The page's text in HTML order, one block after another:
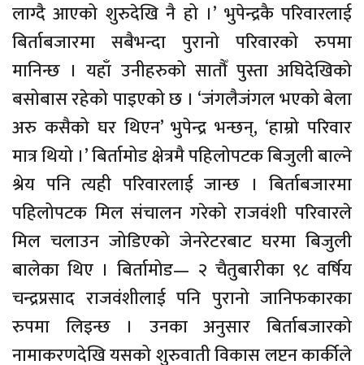
लाग्दै आएको शुरुदेखि नै हो ।’ भुपेन्द्रकै परिवारलाई
बिर्ताबजारमा सबैभन्दा पुरानो परिवारको रुपमा
मानिन्छ । यहाँ उनीहरुको सातौँ पुस्ता अघिदेखिको
बसोबास रहेको पाइएको छ । ‘जंगलैजंगल भएको बेला
अरु कसैको घर थिएन’ भुपेन्द्र भन्छन्, ‘हाम्रो परिवार
मात्र थियो ।’ बिर्तामोड क्षेत्रमै पहिलोपटक बिजुली बाल्ने
श्रेय पनि त्यही परिवारलाई जान्छ । बिर्ताबजारमा
पहिलोपटक मिल संचालन गरेको राजवंशी परिवारले
मिल चलाउन जोडिएको जेनरेटरबाट घरमा बिजुली
बालेका थिए । बिर्तामोड— २ चैतुबारीका ९८ वर्षिय
चन्द्रप्रसाद राजवंशीलाई पनि पुरानो जानिफकारका
रुपमा लिइन्छ । उनका अनुसार बिर्ताबजारको
नामाकरणदेखि यसको शुरुवाती विकास लप्टन कार्कीले